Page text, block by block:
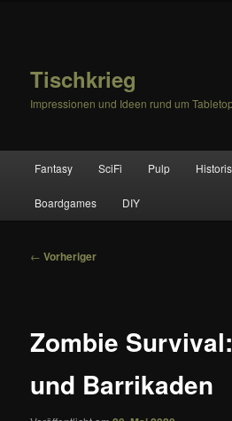
Tischkrieg
Impressionen und Ideen rund um
Fantasy SciFi Pulp
Boardgames DIY
Beitragsnavigation
← Vorheriger
Zombie
und Barrikaden